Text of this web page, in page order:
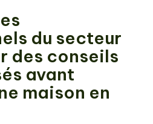
du secteur
des conseils
avant
maison en